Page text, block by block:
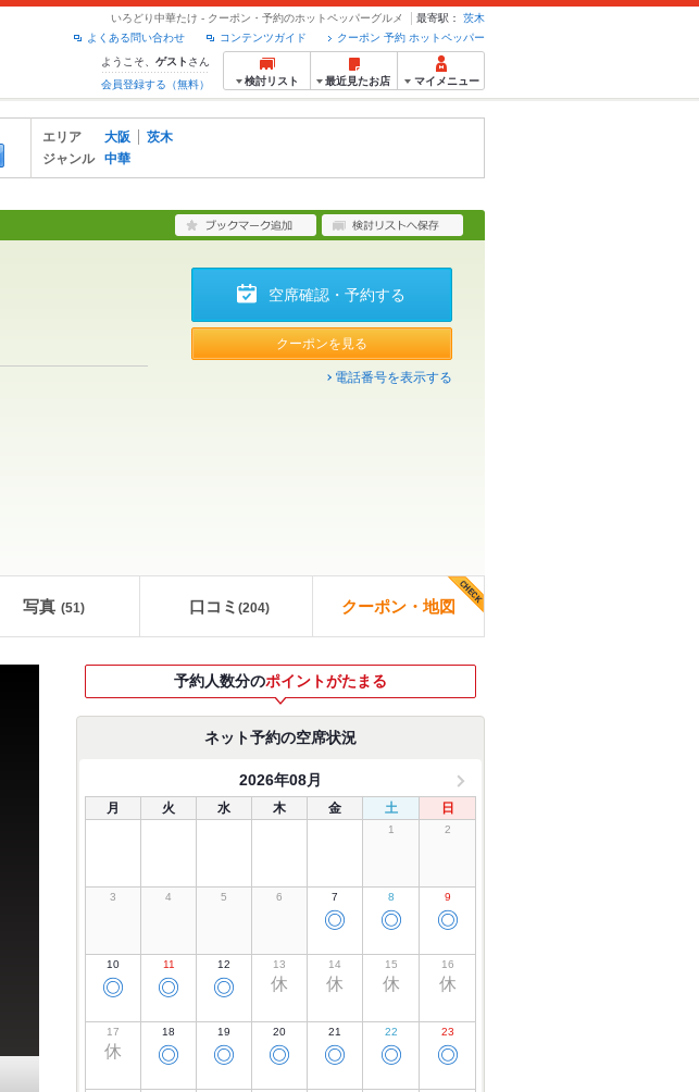
いろどり中華たけ - クーポン・予約のホットペッパーグルメ 最寄駅：
茨木
クーポン 予約 ホットペッパー
コンテンツガイド
よくある問い合わせ
ようこそ、 ゲスト さん
会員登録する（無料）
検討リスト 最近見たお店 マイメニュー
エリア 大阪
茨木
ジャンル
中華
空席確認・予約する
クーポンを見る
電話番号を表示する
写真 (51) 口コミ (204) クーポン・地図
予約人数分のポイントがたまる
ネット予約の空席状況
2026年08月
月 火 水 木 金 土 日
1 2
3 4 5 6 7
◎
8
◎
9
◎
10
◎
11
◎
12
◎
13
休
14
休
15
休
16
休
17
休
18
◎
19
◎
20
◎
21
◎
22
◎
23
◎